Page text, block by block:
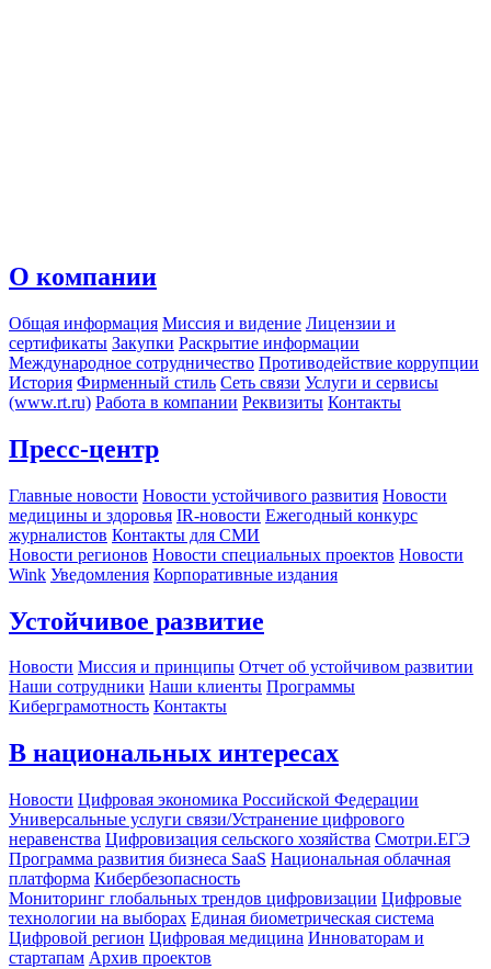
О компании
Общая информация Миссия и видение Лицензии и
сертификаты Закупки Раскрытие информации
Международное сотрудничество Противодействие коррупции
История Фирменный стиль Сеть связи Услуги и сервисы
(www.rt.ru) Работа в компании Реквизиты Контакты
Пресс-центр
Главные новости Новости устойчивого развития Новости
медицины и здоровья IR-новости Ежегодный конкурс
журналистов Контакты для СМИ
Новости регионов Новости специальных проектов Новости
Wink Уведомления Корпоративные издания
Устойчивое развитие
Новости Миссия и принципы Отчет об устойчивом развитии
Наши сотрудники Наши клиенты Программы
Киберграмотность Контакты
В национальных интересах
Новости Цифровая экономика Российской Федерации
Универсальные услуги связи/Устранение цифрового
неравенства Цифровизация сельского хозяйства Смотри.ЕГЭ
Программа развития бизнеса SaaS Национальная облачная
платформа Кибербезопасность
Мониторинг глобальных трендов цифровизации Цифровые
технологии на выборах Единая биометрическая система
Цифровой регион Цифровая медицина Инноваторам и
стартапам Архив проектов